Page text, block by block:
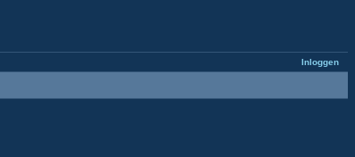
Inloggen